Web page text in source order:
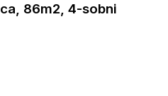
86m2, 4-sobni